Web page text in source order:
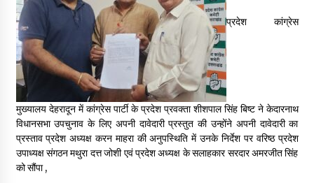
May 16, 2022
Thought Of The Day 14 May
May 14, 2022
Thought Of The Day 13 May
May 13, 2022
प्रदेश कांग्रेस
मुख्यालय देहरादून में कांग्रेस पार्टी के प्रदेश प्रवक्ता शीशपाल सिंह बिष्ट ने केदारनाथ
विधानसभा उपचुनाव के लिए अपनी दावेदारी प्रस्तुत की उन्होंने अपनी दावेदारी का
प्रस्ताव प्रदेश अध्यक्ष करन माहरा की अनुपस्थिति में उनके निर्देश पर वरिष्ठ प्रदेश
उपाध्यक्ष संगठन मथुरा दत्त जोशी एवं प्रदेश अध्यक्ष के सलाहकार सरदार अमरजीत सिंह
को सौंपा ,